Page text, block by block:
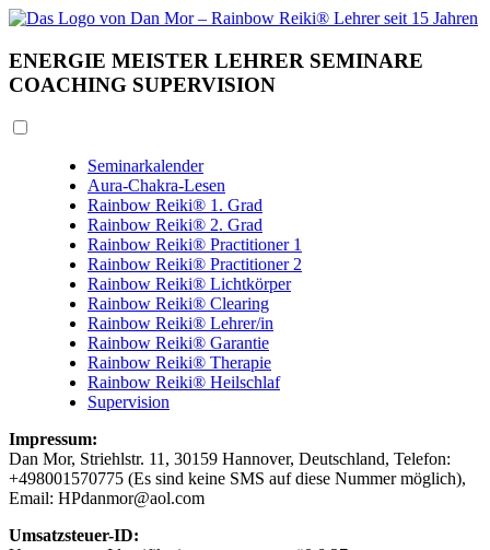
ENERGIE MEISTER LEHRER SEMINARE
COACHING SUPERVISION
Seminarkalender
Aura-Chakra-Lesen
Rainbow Reiki® 1. Grad
Rainbow Reiki® 2. Grad
Rainbow Reiki® Practitioner 1
Rainbow Reiki® Practitioner 2
Rainbow Reiki® Lichtkörper
Rainbow Reiki® Clearing
Rainbow Reiki® Lehrer/in
Rainbow Reiki® Garantie
Rainbow Reiki® Therapie
Rainbow Reiki® Heilschlaf
Supervision
Impressum:
Dan Mor, Striehlstr. 11, 30159 Hannover, Deutschland, Telefon:
+498001570775 (Es sind keine SMS auf diese Nummer möglich),
Email: HPdanmor@aol.com
Umsatzsteuer-ID: